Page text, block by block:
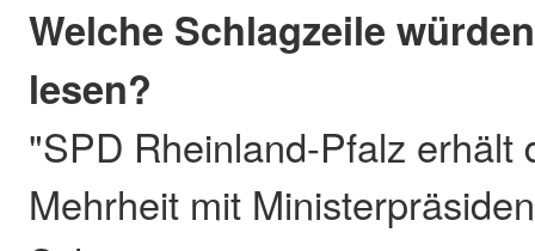
Welche Schlagzeile
lesen?
"SPD Rheinland-Pfalz erhält
Mehrheit mit